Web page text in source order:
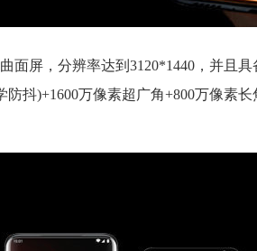
面屏，分辨率达到3120*1440，并且
抖)+1600万像素超广角+800万像素